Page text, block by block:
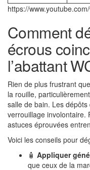
https://
Comment
écrous
l’abattant
Rien de plus frustrant
la rouille,
salle de bain. Les
verrouillage involontaire.
astuces éprouvées
Voici les conseils pour
🧴 Appliquer
que ceux de la